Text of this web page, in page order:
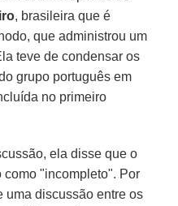
, brasileira que é
que administrou um
teve de condensar os
grupo português em
no primeiro
ela disse que o
como "incompleto". Por
uma discussão entre os